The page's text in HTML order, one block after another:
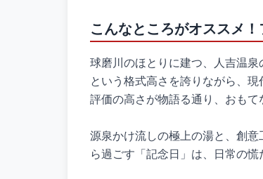
こんなところがオススメ
球磨川のほとりに建つ、人吉温
という格式高さを誇りながら、
評価の高さが物語る通り、おもて
源泉かけ流しの極上の湯と、創
ら過ごす「記念日」は、日常の